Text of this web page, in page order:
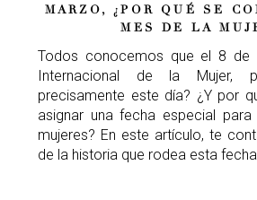
MARZO, ¿POR QUÉ SE
MES DE LA
Todos conocemos que el 8 de
Internacional de la Mujer,
precisamente este día? ¿Y por
asignar una fecha especial
mujeres? En este artículo, te
de la historia que rodea esta